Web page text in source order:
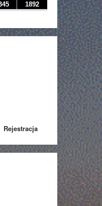
Rejestracja